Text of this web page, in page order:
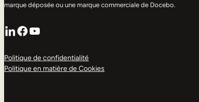
marque déposée ou une marque commerciale de Docebo.
LinkedIn
Facebook
YouTube
Politique de confidentialité
Politique en matière de Cookies